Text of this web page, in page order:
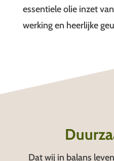
essentiele olie inzet
werking en heerlijke
Dat wij in balans